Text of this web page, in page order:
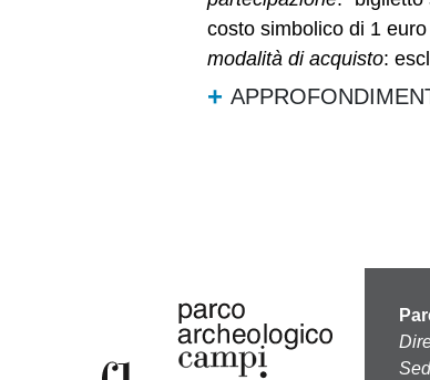
costo simbolico di 1
modalità di acquisto: